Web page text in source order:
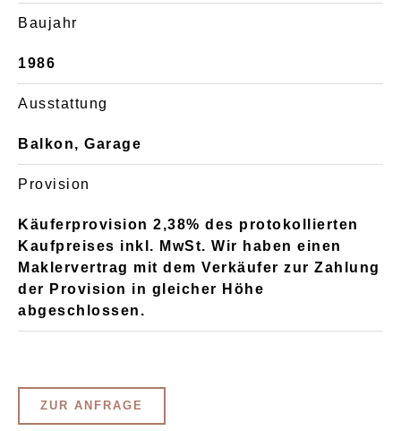
Baujahr
1986
Ausstattung
Balkon, Garage
Provision
Käuferprovision 2,38% des protokollierten
Kaufpreises inkl. MwSt. Wir haben einen
Maklervertrag mit dem Verkäufer zur Zahlung
der Provision in gleicher Höhe
abgeschlossen.
ZUR ANFRAGE